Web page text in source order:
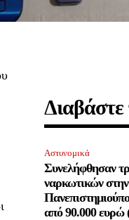
Διαβάστε
Αστυνομικά
Συνελήφθησαν
ναρκωτικών
από 90.000 ευρώ